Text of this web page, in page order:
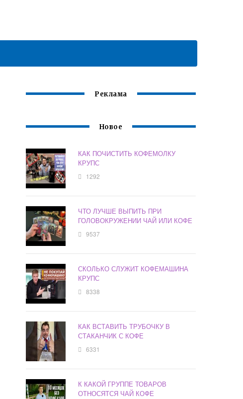
Реклама
Новое
КАК ПОЧИСТИТЬ КОФЕМОЛКУ
КРУПС
1292
ЧТО ЛУЧШЕ ВЫПИТЬ ПРИ
ГОЛОВОКРУЖЕНИИ ЧАЙ ИЛИ КОФЕ
9537
СКОЛЬКО СЛУЖИТ КОФЕМАШИНА
КРУПС
8338
КАК ВСТАВИТЬ ТРУБОЧКУ В
СТАКАНЧИК С КОФЕ
6331
К КАКОЙ ГРУППЕ ТОВАРОВ
ОТНОСЯТСЯ ЧАЙ КОФЕ